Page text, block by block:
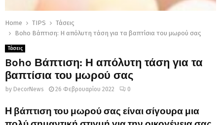
Home TIPS
Τάσεις
Boho Βάπτιση: Η απόλυτη τάση για τα βαπτίσια του μωρού σας
Τάσεις
Boho Βάπτιση: Η απόλυτη τάση για τα
βαπτίσια του μωρού σας
by DecorNews 26 Φεβρουαρίου 2022 0
Η βάπτιση του μωρού σας είναι σίγουρα μια